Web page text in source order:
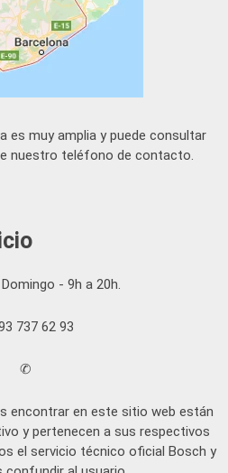
es muy amplia y puede consultar
nuestro teléfono de contacto.
- 9h a 20h.
737 62 93
✆
encontrar en este sitio web están
y pertenecen a sus respectivos
el servicio técnico oficial Bosch y